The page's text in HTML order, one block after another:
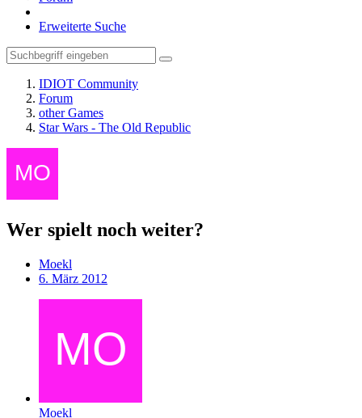
Erweiterte Suche
IDIOT Community
Forum
other Games
Star Wars - The Old Republic
Wer spielt noch weiter?
Moekl
6. März 2012
Moekl